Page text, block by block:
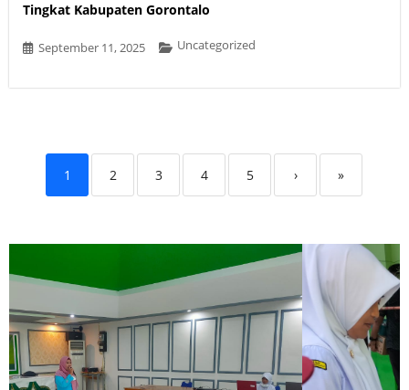
Tingkat Kabupaten Gorontalo
September 11, 2025 Uncategorized
1 2 3 4 5 › »